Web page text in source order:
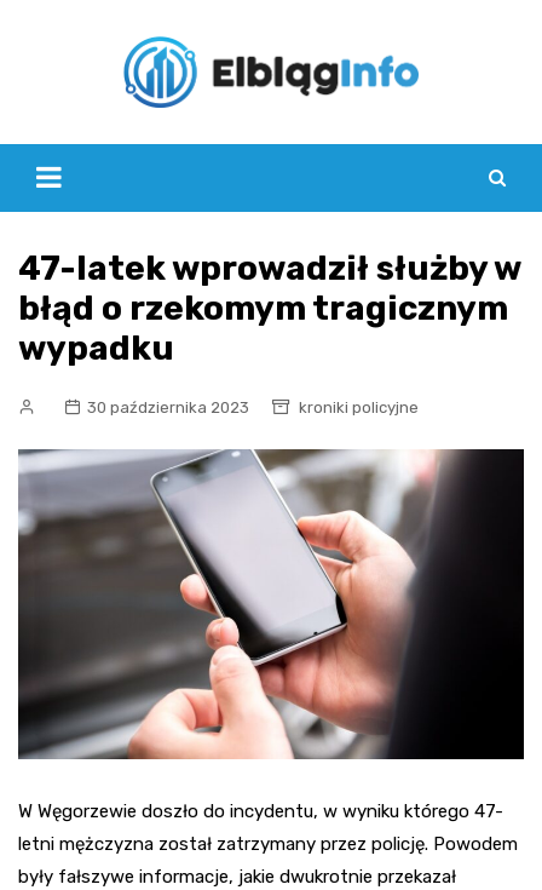
47-latek wprowadził służby w
błąd o rzekomym tragicznym
wypadku
30 października 2023 kroniki policyjne
W Węgorzewie doszło do incydentu, w wyniku którego 47-
letni mężczyzna został zatrzymany przez policję. Powodem
były fałszywe informacje, jakie dwukrotnie przekazał